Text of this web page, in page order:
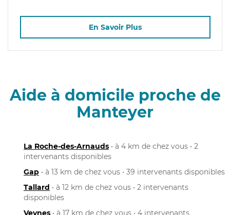
En Savoir Plus
Aide à domicile proche de
Manteyer
La Roche-des-Arnauds • à 4 km de chez vous • 2
intervenants disponibles
Gap • à 13 km de chez vous • 39 intervenants disponibles
Tallard • à 12 km de chez vous • 2 intervenants
disponibles
Veynes • à 17 km de chez vous • 4 intervenants